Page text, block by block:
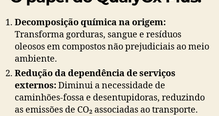
Decomposição química na origem:
Transforma gorduras, sangue e resíduos
oleosos em compostos não prejudiciais ao meio
ambiente.
Redução da dependência de serviços
externos:Diminui a necessidade de
caminhões-fossa e desentupidoras, reduzindo
as emissões de CO₂ associadas ao transporte.